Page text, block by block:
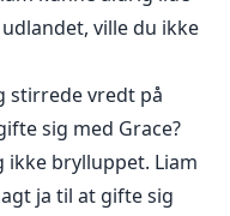
ville du ikke
stirrede vredt på
sig med Grace?
ikke brylluppet. Liam
ja til at gifte sig